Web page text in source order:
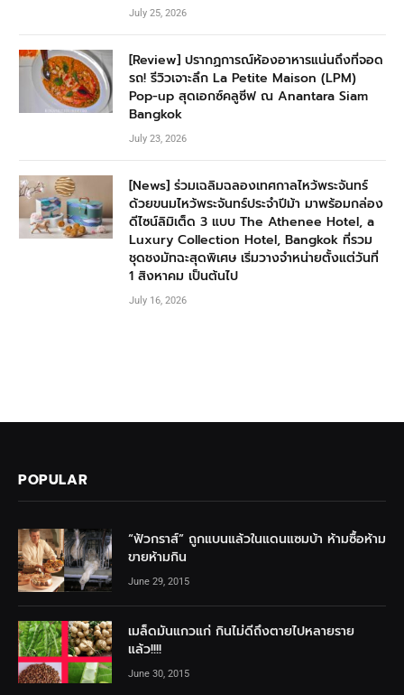
July 25, 2026
[Review] ปรากฏการณ์ห้องอาหารแน่นถึงที่จอด
รถ! รีวิวเจาะลึก La Petite Maison (LPM)
Pop-up สุดเอกซ์คลูซีฟ ณ Anantara Siam
Bangkok
July 23, 2026
[News] ร่วมเฉลิมฉลองเทศกาลไหว้พระจันทร์
ด้วยขนมไหว้พระจันทร์ประจำปีม้า มาพร้อมกล่อง
ดีไซน์ลิมิเต็ด 3 แบบ The Athenee Hotel, a
Luxury Collection Hotel, Bangkok ที่รวม
ชุดชงมัทฉะสุดพิเศษ เริ่มวางจำหน่ายตั้งแต่วันที่
1 สิงหาคม เป็นต้นไป
July 16, 2026
POPULAR
“ฟัวกราส์” ถูกแบนแล้วในแดนแซมบ้า ห้ามซื้อห้าม
ขายห้ามกิน
June 29, 2015
เมล็ดมันแกวแก่ กินไม่ดีถึงตายไปหลายราย
แล้ว!!!!
June 30, 2015